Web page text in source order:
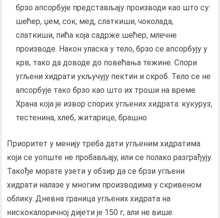
брзо апсорбује представљају производи као што су:
шећер, џем, сок, мед, слаткиши, чоколада,
слаткиши, пића која садрже шећер, млечне
производе. Након уласка у тело, брзо се апсорбују у
крв, тако да доводе до повећања тежине. Спори
угљени хидрати укључују пектин и скроб. Тело се не
апсорбује тако брзо као што их троши на време.
Храна која је извор спорих угљених хидрата: кукуруз,
тестенина, хлеб, житарице, брашно.
Приоритет у менију треба дати угљеним хидратима
који се уопште не пробављају, или се полако разграђују.
Такође морате узети у обзир да се брзи угљени
хидрати налазе у многим производима у скривеном
облику. Дневна граница угљених хидрата на
нискокалоричној дијети је 150 г, али не више.